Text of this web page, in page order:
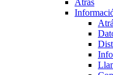
Atrás